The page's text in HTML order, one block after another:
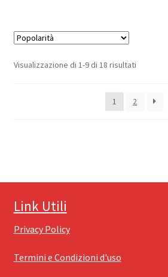
Visualizzazione di 1-9 di 18 risultatiPopolarità
1 2
Link Utili
Privacy Policy
Termini e Condizioni d'uso